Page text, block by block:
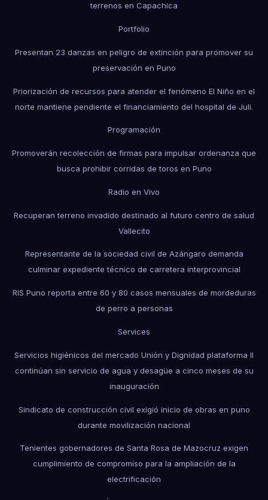
terrenos en Capachica
Portfolio
Presentan 23 danzas en peligro de extinción para promover su
preservación en Puno
Priorización de recursos para atender el fenómeno El Niño en el
norte mantiene pendiente el financiamiento del hospital de Juli.
Programación
Promoverán recolección de firmas para impulsar ordenanza que
busca prohibir corridas de toros en Puno
Radio en Vivo
Recuperan terreno invadido destinado al futuro centro de salud
Vallecito
Representante de la sociedad civil de Azángaro demanda
culminar expediente técnico de carretera interprovincial
RIS Puno reporta entre 60 y 80 casos mensuales de mordeduras
de perro a personas
Services
Servicios higiénicos del mercado Unión y Dignidad plataforma II
continúan sin servicio de agua y desagüe a cinco meses de su
inauguración
Sindicato de construcción civil exigió inicio de obras en puno
durante movilización nacional
Tenientes gobernadores de Santa Rosa de Mazocruz exigen
cumplimiento de compromiso para la ampliación de la
electrificación